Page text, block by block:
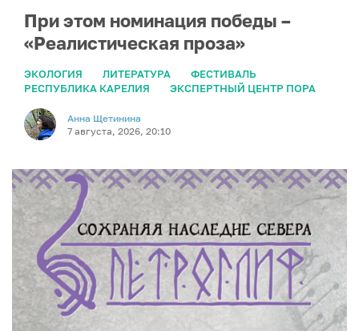
При этом номинация победы –
«Реалистическая проза»
ЭКОЛОГИЯ ЛИТЕРАТУРА
ФЕСТИВАЛЬ
РЕСПУБЛИКА КАРЕЛИЯ
ЭКСПЕРТНЫЙ ЦЕНТР ПОРА
Анна Щетинина
7 августа, 2026, 20:10